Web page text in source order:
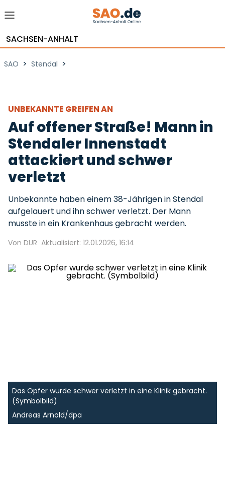
SACHSEN-ANHALT
SAO > Stendal >
UNBEKANNTE GREIFEN AN
Auf offener Straße! Mann in
Stendaler Innenstadt
attackiert und schwer
verletzt
Unbekannte haben einem 38-Jährigen in Stendal
aufgelauert und ihn schwer verletzt. Der Mann
musste in ein Krankenhaus gebracht werden.
Von DUR Aktualisiert: 12.01.2026, 16:14
Das Opfer wurde schwer verletzt in eine Klinik gebracht.
(Symbolbild)
Andreas Arnold/dpa